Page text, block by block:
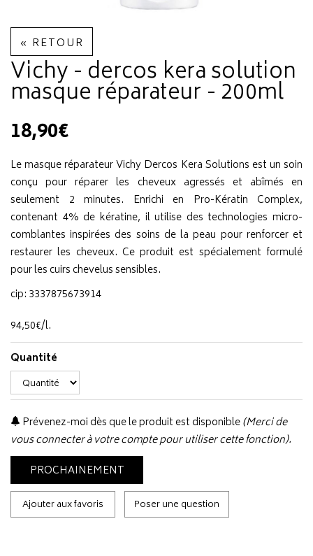
« RETOUR
Vichy - dercos kera solution
masque réparateur - 200ml
18,90€
Le masque réparateur Vichy Dercos Kera Solutions est un soin
conçu pour réparer les cheveux agressés et abîmés en
seulement 2 minutes. Enrichi en Pro-Kératin Complex,
contenant 4% de kératine, il utilise des technologies micro-
comblantes inspirées des soins de la peau pour renforcer et
restaurer les cheveux. Ce produit est spécialement formulé
pour les cuirs chevelus sensibles.
cip: 3337875673914
94,50€/l.
Quantité
Prévenez-moi dès que le produit est disponible(Merci de
vous connecter à votre compte pour utiliser cette fonction).
PROCHAINEMENT
Ajouter aux favoris Poser une question